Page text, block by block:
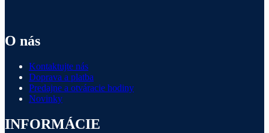
O nás
Kontaktujte nás
Doprava a platba
Predajne a otváracie hodiny
Novinky
INFORMÁCIE